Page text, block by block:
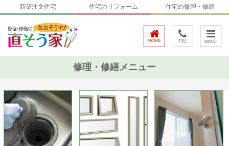
新築注文住宅 住宅のリフォーム 住宅の修理・修繕
TEL
HOME
修理・修繕メニュー